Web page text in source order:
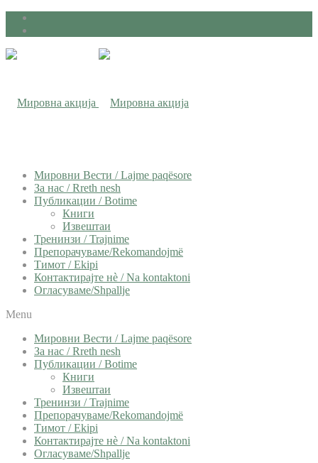
Мировни Вести / Lajme paqësore
За нас / Rreth nesh
Публикации / Botime
Книги
Извештаи
Тренинзи / Trajnime
Препорачуваме/Rekomandojmë
Тимот / Ekipi
Контактирајте нѐ / Na kontaktoni
Огласуваме/Shpallje
Menu
Мировни Вести / Lajme paqësore
За нас / Rreth nesh
Публикации / Botime
Книги
Извештаи
Тренинзи / Trajnime
Препорачуваме/Rekomandojmë
Тимот / Ekipi
Контактирајте нѐ / Na kontaktoni
Огласуваме/Shpallje